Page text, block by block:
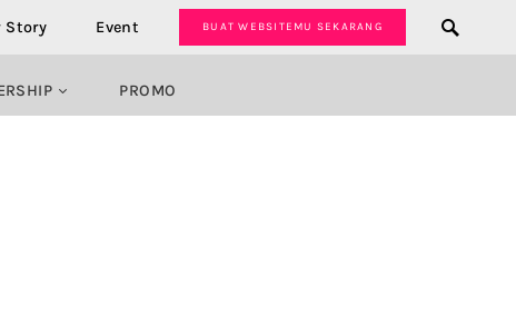
Story Event BUAT WEBSITEMU SEKARANG
PROMO